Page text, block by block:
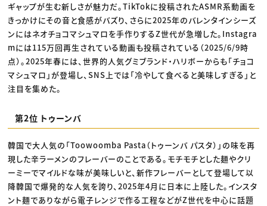
ギャップが生む新しさが魅力だ。TikTokに投稿されたASMR系動画を
きっかけにその音と食感がバズり、さらに2025年のバレンタインシーズ
ンにはネオチョコマシュマロを手作りするZ世代が急増した。Instagra
mには115万回再生されている動画も投稿されている（2025/6/9時
点）。2025年春には、世界的人気グミブランド・ハリボーからも「チョコ
マシュマロ」が登場し、SNS上では「冷やして食べると美味しすぎる」と
注目を集めた。
第2位 トゥーンバ
韓国で大人気の「Toowoomba Pasta（トゥーンバ パスタ）」の味を再
現した辛ラーメンのフレーバーのことである。モチモチとした麺やクリ
ーミーでマイルドな味が美味しいと、新作フレーバーとして登場して以
降韓国で爆発的な人気を誇り、2025年4月に日本に上陸した。インスタ
ント麺でありながら電子レンジで作る工程などがZ世代を中心に話題